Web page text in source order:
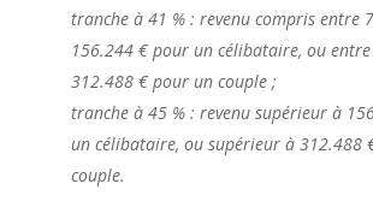
tranche à 41 % : revenu compris entre
156.244 € pour un célibataire, ou
312.488 € pour un couple ;
tranche à 45 % : revenu supérieur à
un célibataire, ou supérieur à 312.488
couple.